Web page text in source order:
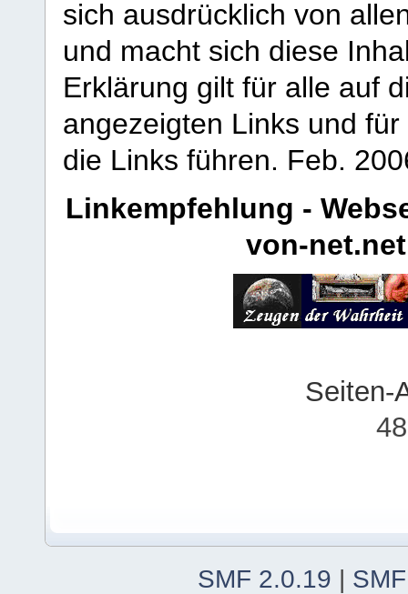
sich ausdrücklich von
und macht sich diese
Erklärung gilt für alle auf
angezeigten Links und
die Links führen. Feb.
Linkempfehlung -
von-net.net
Seiten-
SMF 2.0.19 |